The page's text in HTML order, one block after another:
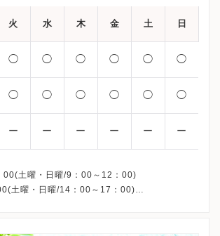
火 水 木 金 土 日
◯ ◯ ◯ ◯ ◯ ◯
◯ ◯ ◯ ◯ ◯ ◯
ー ー ー ー ー ー
00(土曜・日曜/9：00～12：00)
土曜・日曜/14：00～17：00)